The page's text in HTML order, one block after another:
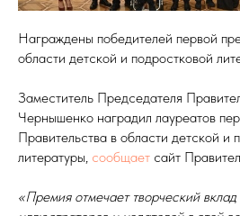
Награждены победителей первой
области детской и подростковой
Заместитель Председателя
Чернышенко наградил лауреатов
Правительства в области детской и
литературы, сообщает сайт
«Премия отмечает творческий вклад